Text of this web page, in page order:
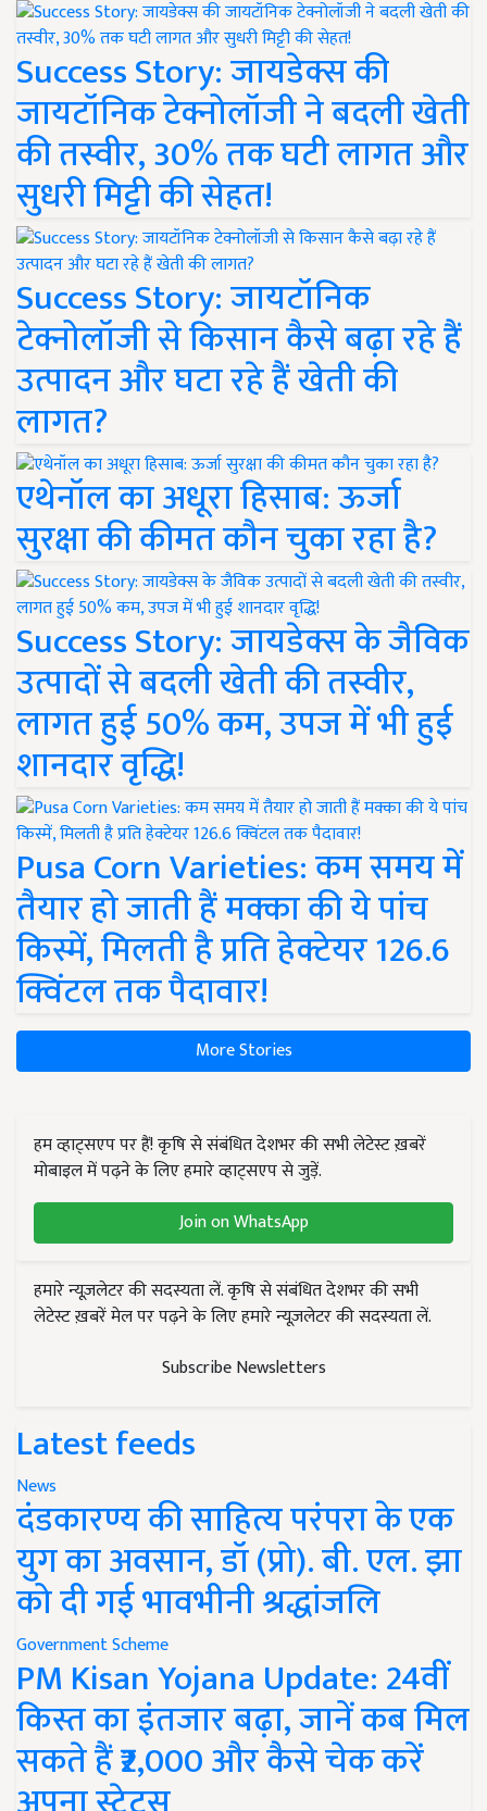
Success Story: जायडेक्स की
जायटॉनिक टेक्नोलॉजी ने बदली खेती
की तस्वीर, 30% तक घटी लागत और
सुधरी मिट्टी की सेहत!
Success Story: जायटॉनिक
टेक्नोलॉजी से किसान कैसे बढ़ा रहे हैं
उत्पादन और घटा रहे हैं खेती की
लागत?
एथेनॉल का अधूरा हिसाब: ऊर्जा
सुरक्षा की कीमत कौन चुका रहा है?
Success Story: जायडेक्स के जैविक
उत्पादों से बदली खेती की तस्वीर,
लागत हुई 50% कम, उपज में भी हुई
शानदार वृद्धि!
Pusa Corn Varieties: कम समय में
तैयार हो जाती हैं मक्का की ये पांच
किस्में, मिलती है प्रति हेक्टेयर 126.6
क्विंटल तक पैदावार!
More Stories
हम व्हाट्सएप पर हैं! कृषि से संबंधित देशभर की सभी लेटेस्ट ख़बरें
मोबाइल में पढ़ने के लिए हमारे व्हाट्सएप से जुड़ें.
Join on WhatsApp
हमारे न्यूज़लेटर की सदस्यता लें. कृषि से संबंधित देशभर की सभी
लेटेस्ट ख़बरें मेल पर पढ़ने के लिए हमारे न्यूज़लेटर की सदस्यता लें.
Subscribe Newsletters
Latest feeds
News
दंडकारण्य की साहित्य परंपरा के एक
युग का अवसान, डॉ (प्रो). बी. एल. झा
को दी गई भावभीनी श्रद्धांजलि
Government Scheme
PM Kisan Yojana Update: 24वीं
किस्त का इंतजार बढ़ा, जानें कब मिल
सकते हैं ₹2,000 और कैसे चेक करें